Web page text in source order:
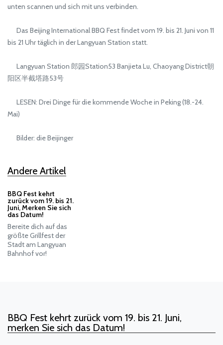
unten scannen und sich mit uns verbinden.
Das Beijing International BBQ Fest findet vom 19. bis 21. Juni von 11
bis 21 Uhr täglich in der Langyuan Station statt.
Langyuan Station 郎园Station53 Banjieta Lu, Chaoyang District朝
阳区半截塔路53号
LESEN: Drei Dinge für die kommende Woche in Peking (18.-24.
Mai)
Bilder: die Beijinger
Andere Artikel
BBQ Fest kehrt
zurück vom 19. bis 21.
Juni, Merken Sie sich
das Datum!
Bereite dich auf das
größte Grillfest der
Stadt am Langyuan
Bahnhof vor!
BBQ Fest kehrt zurück vom 19. bis 21. Juni,
merken Sie sich das Datum!